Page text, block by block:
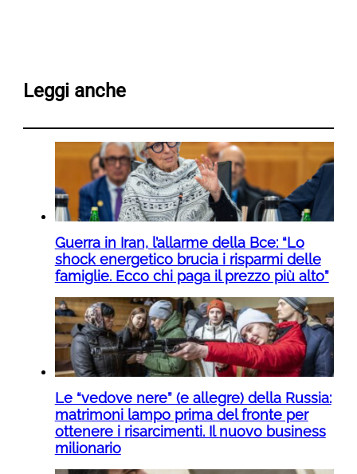
Leggi anche
Guerra in Iran, l’allarme della Bce: “Lo
shock energetico brucia i risparmi delle
famiglie. Ecco chi paga il prezzo più alto”
Le “vedove nere” (e allegre) della Russia:
matrimoni lampo prima del fronte per
ottenere i risarcimenti. Il nuovo business
milionario